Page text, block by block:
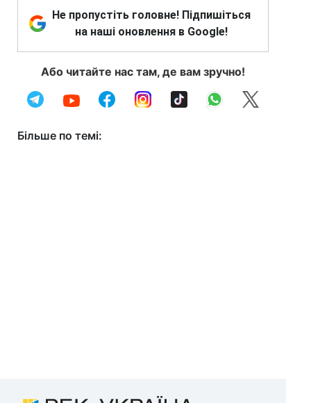
Не пропустіть головне! Підпишіться
на наші оновлення в Google!
Або читайте нас там, де вам зручно!
Більше по темі: